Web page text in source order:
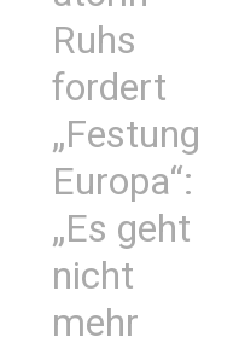
Ruhs
fordert
„Festung
Europa“:
„Es geht
nicht
mehr